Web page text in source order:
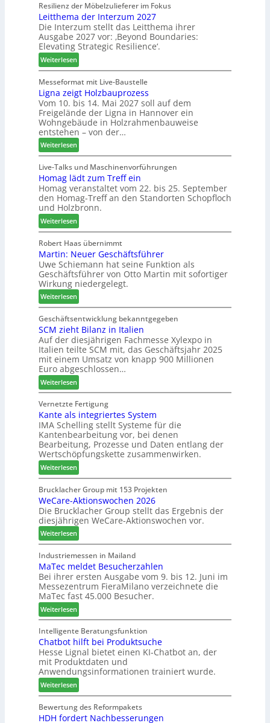
S
o
r
t
i
m
e
n
t
n
u
n
g
e
n
f
ü
r
P
l
a
n
t
a
g
m
e
l
l
o
-
F
r
ä
s
e
r
u
n
d
-
V
e
r
b
i
n
d
e
r
Resilienz der Möbelzulieferer im Fokus
Leitthema der Interzum 2027
Die Interzum stellt das Leitthema ihrer
Ausgabe 2027 vor: ‚Beyond Boundaries:
Elevating Strategic Resilience‘.
Weiterlesen:
L
e
i
t
t
h
e
m
a
d
e
r
I
n
t
e
r
z
u
m
2
0
2
7
Messeformat mit Live-Baustelle
Ligna zeigt Holzbauprozess
Vom 10. bis 14. Mai 2027 soll auf dem
Freigelände der Ligna in Hannover ein
Wohngebäude in Holzrahmenbauweise
entstehen – von der…
Weiterlesen:
L
i
g
n
a
z
e
i
g
t
H
o
l
z
b
a
u
p
r
o
z
e
s
s
Live-Talks und Maschinenvorführungen
Homag lädt zum Treff ein
Homag veranstaltet vom 22. bis 25. September
den Homag-Treff an den Standorten Schopfloch
und Holzbronn.
Weiterlesen:
H
o
m
a
g
l
ä
d
t
z
u
m
T
r
e
f
f
e
i
n
Robert Haas übernimmt
Martin: Neuer Geschäftsführer
Uwe Schiemann hat seine Funktion als
Geschäftsführer von Otto Martin mit sofortiger
Wirkung niedergelegt.
Weiterlesen:
M
a
r
t
n
:
N
e
u
e
r
G
e
s
c
h
ä
f
t
s
f
ü
h
r
e
r
Geschäftsentwicklung bekanntgegeben
SCM zieht Bilanz in Italien
Auf der diesjährigen Fachmesse Xylexpo in
Italien teilte SCM mit, das Geschäftsjahr 2025
mit einem Umsatz von knapp 900 Millionen
Euro abgeschlossen…
Weiterlesen:
S
C
M
z
i
e
h
t
B
i
l
a
n
z
i
n
I
t
a
l
i
e
n
Vernetzte Fertigung
Kante als integriertes System
IMA Schelling stellt Systeme für die
Kantenbearbeitung vor, bei denen
Bearbeitung, Prozesse und Daten entlang der
Wertschöpfungskette zusammenwirken.
Weiterlesen:
K
a
n
t
e
l
s
i
n
t
e
r
i
e
r
t
e
s
S
y
s
Brucklacher Group mit 153 Projekten
WeCare-Aktionswochen 2026
Die Brucklacher Group stellt das Ergebnis der
diesjährigen WeCare-Aktionswochen vor.
Weiterlesen:
W
e
C
a
r
e
-
A
k
t
i
o
n
s
w
o
c
Industriemessen in Mailand
MaTec meldet Besucherzahlen
Bei ihrer ersten Ausgabe vom 9. bis 12. Juni im
Messezentrum FieraMilano verzeichnete die
MaTec fast 45.000 Besucher.
Weiterlesen:
M
a
T
e
c
m
e
l
d
e
Intelligente Beratungsfunktion
Chatbot hilft bei Produktsuche
Hesse Lignal bietet einen KI-Chatbot an, der
mit Produktdaten und
Anwendungsinformationen trainiert wurde.
Weiterlesen:
C
h
a
Bewertung des Reformpakets
HDH fordert Nachbesserungen